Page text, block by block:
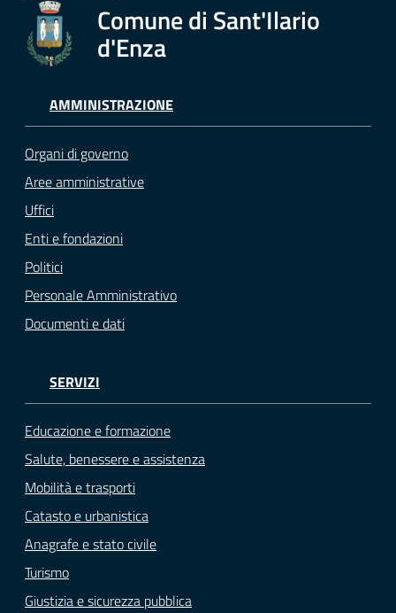
Comune di Sant'Ilario
d'Enza
AMMINISTRAZIONE
Organi di governo
Aree amministrative
Uffici
Enti e fondazioni
Politici
Personale Amministrativo
Documenti e dati
SERVIZI
Educazione e formazione
Salute, benessere e assistenza
Mobilità e trasporti
Catasto e urbanistica
Anagrafe e stato civile
Turismo
Giustizia e sicurezza pubblica